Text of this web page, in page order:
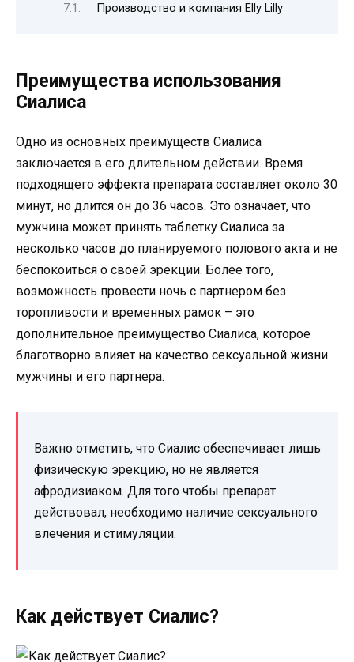
Производство и компания Elly Lilly
Преимущества использования
Сиалиса
Одно из основных преимуществ Сиалиса
заключается в его длительном действии. Время
подходящего эффекта препарата составляет около 30
минут, но длится он до 36 часов. Это означает, что
мужчина может принять таблетку Сиалиса за
несколько часов до планируемого полового акта и не
беспокоиться о своей эрекции. Более того,
возможность провести ночь с партнером без
торопливости и временных рамок – это
дополнительное преимущество Сиалиса, которое
благотворно влияет на качество сексуальной жизни
мужчины и его партнера.
Важно отметить, что Сиалис обеспечивает лишь
физическую эрекцию, но не является
афродизиаком. Для того чтобы препарат
действовал, необходимо наличие сексуального
влечения и стимуляции.
Как действует Сиалис?